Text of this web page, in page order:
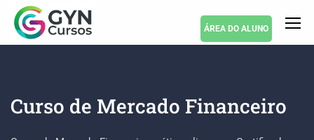
ÁREA DO ALUNO
Curso de Mercado Financeiro